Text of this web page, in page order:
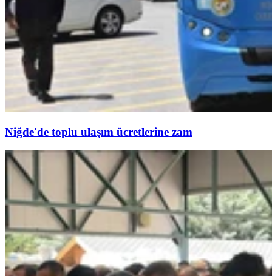
Niğde'de toplu ulaşım ücretlerine zam